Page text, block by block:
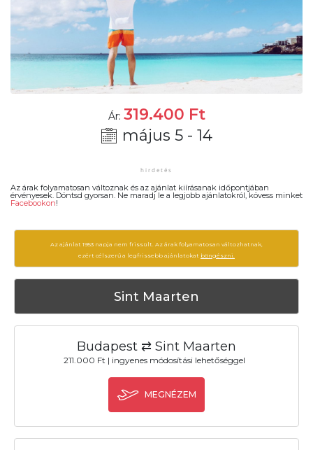
Ár: 319.400 Ft
május 5 - 14
Az árak folyamatosan változnak és az ajánlat kiírásanak időpontjában
érvényesek. Döntsd gyorsan. Ne maradj le a legjobb ajánlatokról, kövess minket
Facebookon!
Az ajánlat 1953 napja nem frissült. Az árak folyamatosan változhatnak,
ezért célszerű a legfrissebb ajánlatokat böngészni.
Sint Maarten
Budapest ⇄ Sint Maarten
211.000 Ft | ingyenes módosítási lehetőséggel
MEGNÉZEM